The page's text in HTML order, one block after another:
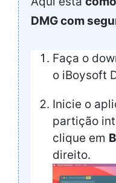
DMG com
Faça o
o iBoysoft
Inicie o
partição
clique em
direito.